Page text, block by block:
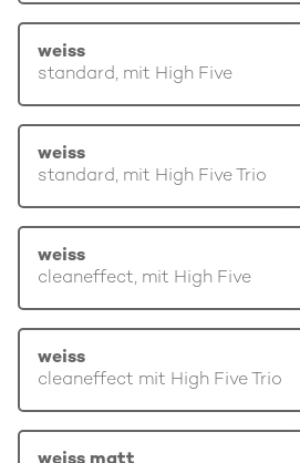
weiss
standard, mit High Five
weiss
standard, mit High Five Trio
weiss
cleaneffect, mit High Five
weiss
cleaneffect mit High Five Trio